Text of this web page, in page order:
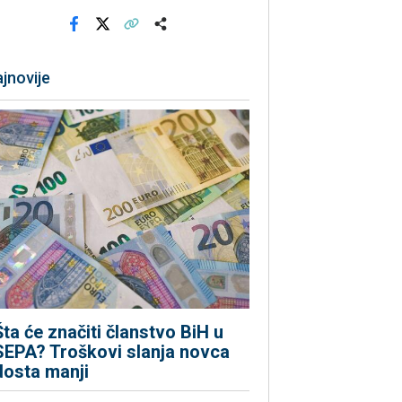
će značiti članstvo BiH u
Troškovi slanja novca
manji